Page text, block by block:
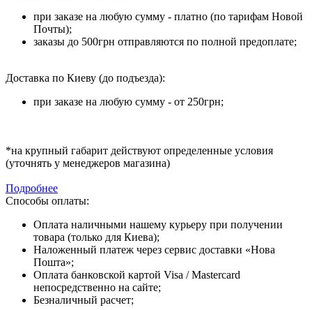
при заказе на любую сумму - платно (по тарифам Новой
Почты);
заказы до 500грн отправляются по полной предоплате;
Доставка по Киеву (до подъезда):
при заказе на любую сумму - от 250грн;
*на крупный габарит действуют определенные условия
(уточнять у менеджеров магазина)
Подробнее
Способы оплаты:
Оплата наличными нашему курьеру при получении
товара (только для Киева);
Наложенный платеж через сервис доставки «Нова
Пошта»;
Оплата банковской картой Visa / Mastercard
непосредственно на сайте;
Безналичный расчет;